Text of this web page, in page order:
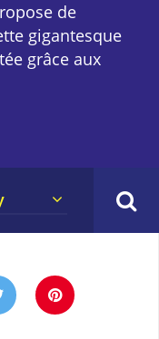
de
gigantesque
grâce aux
les